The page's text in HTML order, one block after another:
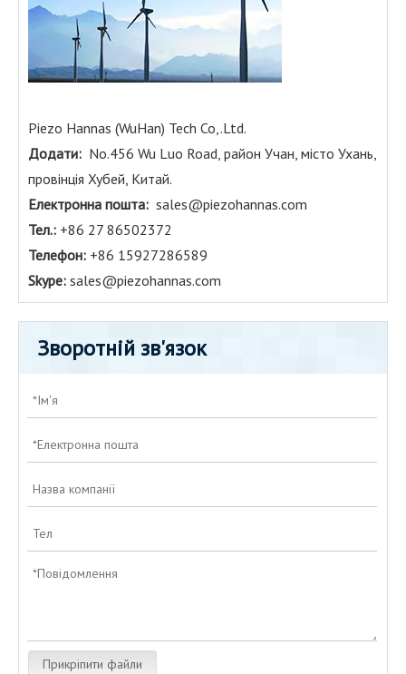
Piezo Hannas (WuHan) Tech Co,.Ltd.
Додати: No.456 Wu Luo Road, район Учан, місто Ухань,
провінція Хубей, Китай.
Електронна пошта: sales@piezohannas.com
Тел.: +86 27 86502372
Телефон: +86 15927286589
Skype: sales@piezohannas.com
Зворотній зв'язок
Прикріпити файли